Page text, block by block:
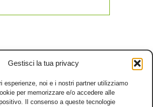
Gestisci la tua privacy
esperienze, noi e i nostri partner utilizziamo
per memorizzare e/o accedere alle
Il consenso a queste tecnologie